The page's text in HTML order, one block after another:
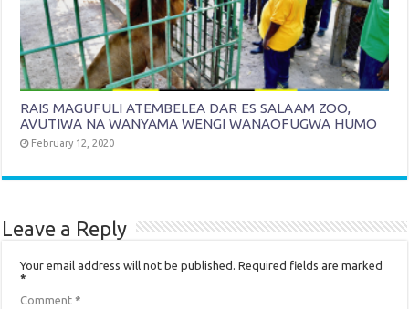
RAIS MAGUFULI ATEMBELEA DAR ES SALAAM ZOO,
AVUTIWA NA WANYAMA WENGI WANAOFUGWA HUMO
February 12, 2020
Leave a Reply
Your email address will not be published. Required fields are marked
*
Comment*